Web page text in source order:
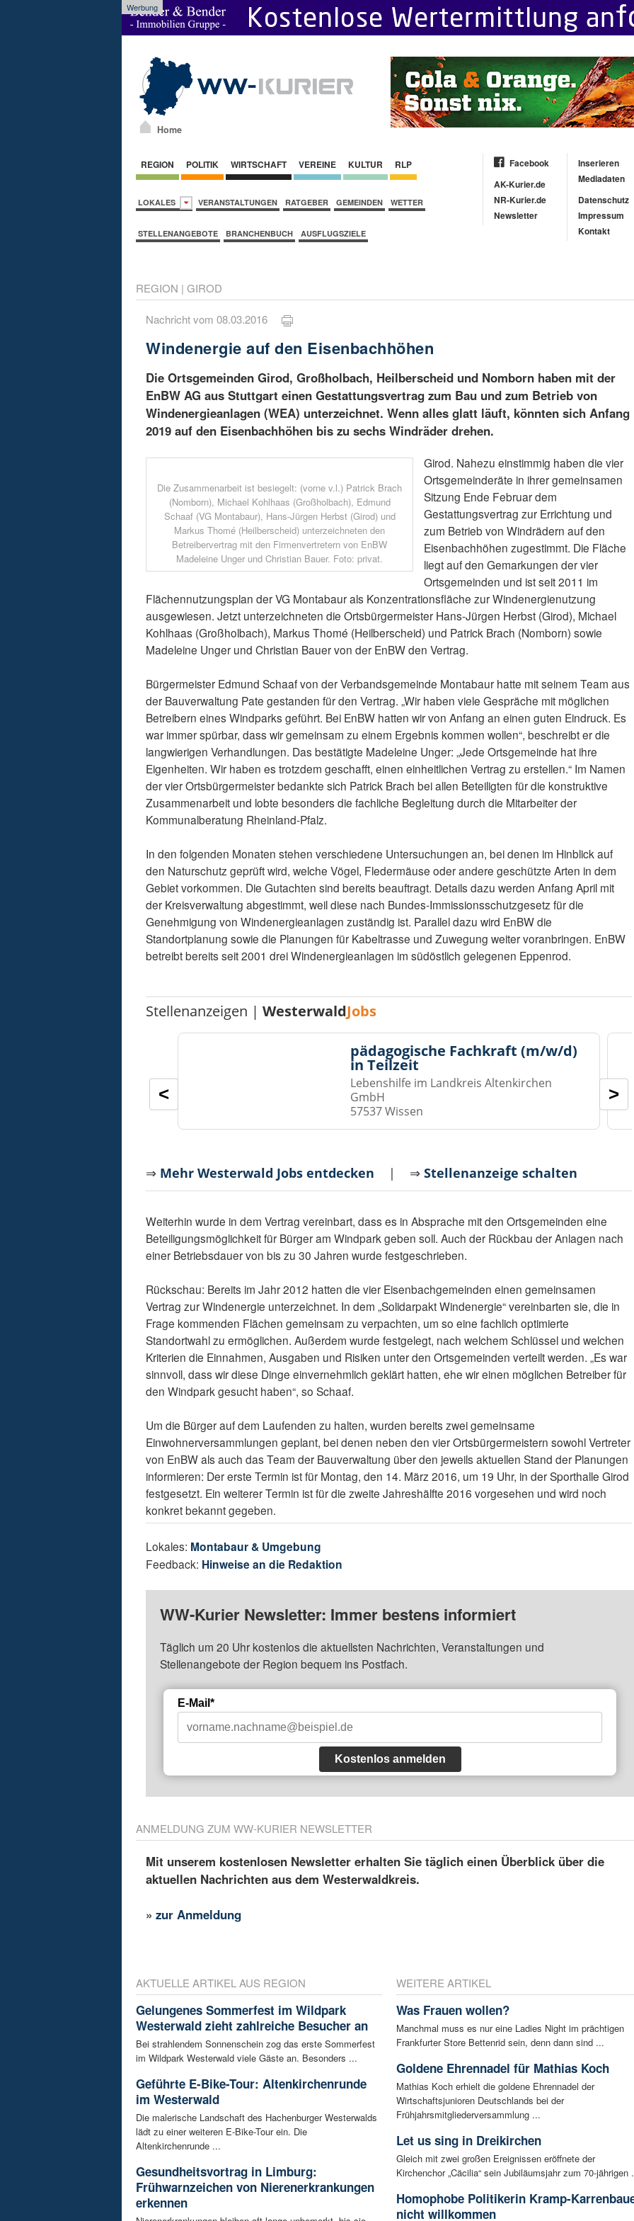
Werbung
Home
REGION POLITIK WIRTSCHAFT VEREINE KULTUR RLP
LOKALES VERANSTALTUNGEN RATGEBER GEMEINDEN WETTER
STELLENANGEBOTE BRANCHENBUCH AUSFLUGSZIELE
Facebook
AK-Kurier.de
NR-Kurier.de
Newsletter
Inserieren
Mediadaten
Datenschutz
Impressum
Kontakt
REGION | GIROD
Nachricht vom 08.03.2016
Windenergie auf den Eisenbachhöhen
Die Ortsgemeinden Girod, Großholbach, Heilberscheid und Nomborn haben mit der
EnBW AG aus Stuttgart einen Gestattungsvertrag zum Bau und zum Betrieb von
Windenergieanlagen (WEA) unterzeichnet. Wenn alles glatt läuft, könnten sich Anfang
2019 auf den Eisenbachhöhen bis zu sechs Windräder drehen.
Die Zusammenarbeit ist besiegelt: (vorne v.l.) Patrick Brach
(Nomborn), Michael Kohlhaas (Großholbach), Edmund
Schaaf (VG Montabaur), Hans-Jürgen Herbst (Girod) und
Markus Thomé (Heilberscheid) unterzeichneten den
Betreibervertrag mit den Firmenvertretern von EnBW
Madeleine Unger und Christian Bauer. Foto: privat.
Girod. Nahezu einstimmig haben die vier
Ortsgemeinderäte in ihrer gemeinsamen
Sitzung Ende Februar dem
Gestattungsvertrag zur Errichtung und
zum Betrieb von Windrädern auf den
Eisenbachhöhen zugestimmt. Die Fläche
liegt auf den Gemarkungen der vier
Ortsgemeinden und ist seit 2011 im
Flächennutzungsplan der VG Montabaur als Konzentrationsfläche zur Windenergienutzung
ausgewiesen. Jetzt unterzeichneten die Ortsbürgermeister Hans-Jürgen Herbst (Girod), Michael
Kohlhaas (Großholbach), Markus Thomé (Heilberscheid) und Patrick Brach (Nomborn) sowie
Madeleine Unger und Christian Bauer von der EnBW den Vertrag.
Bürgermeister Edmund Schaaf von der Verbandsgemeinde Montabaur hatte mit seinem Team aus
der Bauverwaltung Pate gestanden für den Vertrag. „Wir haben viele Gespräche mit möglichen
Betreibern eines Windparks geführt. Bei EnBW hatten wir von Anfang an einen guten Eindruck. Es
war immer spürbar, dass wir gemeinsam zu einem Ergebnis kommen wollen“, beschreibt er die
langwierigen Verhandlungen. Das bestätigte Madeleine Unger: „Jede Ortsgemeinde hat ihre
Eigenheiten. Wir haben es trotzdem geschafft, einen einheitlichen Vertrag zu erstellen.“ Im Namen
der vier Ortsbürgermeister bedankte sich Patrick Brach bei allen Beteiligten für die konstruktive
Zusammenarbeit und lobte besonders die fachliche Begleitung durch die Mitarbeiter der
Kommunalberatung Rheinland-Pfalz.
In den folgenden Monaten stehen verschiedene Untersuchungen an, bei denen im Hinblick auf
den Naturschutz geprüft wird, welche Vögel, Fledermäuse oder andere geschützte Arten in dem
Gebiet vorkommen. Die Gutachten sind bereits beauftragt. Details dazu werden Anfang April mit
der Kreisverwaltung abgestimmt, weil diese nach Bundes-Immissionsschutzgesetz für die
Genehmigung von Windenergieanlagen zuständig ist. Parallel dazu wird EnBW die
Standortplanung sowie die Planungen für Kabeltrasse und Zuwegung weiter voranbringen. EnBW
betreibt bereits seit 2001 drei Windenergieanlagen im südöstlich gelegenen Eppenrod.
Stellenanzeigen |WesterwaldJobs
pädagogische Fachkraft (m/w/d)
in Teilzeit
Lebenshilfe im Landkreis Altenkirchen
GmbH
57537 Wissen
< >
⇒ Mehr Westerwald Jobs entdecken | ⇒Stellenanzeige schalten
Weiterhin wurde in dem Vertrag vereinbart, dass es in Absprache mit den Ortsgemeinden eine
Beteiligungsmöglichkeit für Bürger am Windpark geben soll. Auch der Rückbau der Anlagen nach
einer Betriebsdauer von bis zu 30 Jahren wurde festgeschrieben.
Rückschau: Bereits im Jahr 2012 hatten die vier Eisenbachgemeinden einen gemeinsamen
Vertrag zur Windenergie unterzeichnet. In dem „Solidarpakt Windenergie“ vereinbarten sie, die in
Frage kommenden Flächen gemeinsam zu verpachten, um so eine fachlich optimierte
Standortwahl zu ermöglichen. Außerdem wurde festgelegt, nach welchem Schlüssel und welchen
Kriterien die Einnahmen, Ausgaben und Risiken unter den Ortsgemeinden verteilt werden. „Es war
sinnvoll, dass wir diese Dinge einvernehmlich geklärt hatten, ehe wir einen möglichen Betreiber für
den Windpark gesucht haben“, so Schaaf.
Um die Bürger auf dem Laufenden zu halten, wurden bereits zwei gemeinsame
Einwohnerversammlungen geplant, bei denen neben den vier Ortsbürgermeistern sowohl Vertreter
von EnBW als auch das Team der Bauverwaltung über den jeweils aktuellen Stand der Planungen
informieren: Der erste Termin ist für Montag, den 14. März 2016, um 19 Uhr, in der Sporthalle Girod
festgesetzt. Ein weiterer Termin ist für die zweite Jahreshälfte 2016 vorgesehen und wird noch
konkret bekannt gegeben.
Lokales: Montabaur & Umgebung
Feedback: Hinweise an die Redaktion
WW-Kurier Newsletter: Immer bestens informiert
Täglich um 20 Uhr kostenlos die aktuellsten Nachrichten, Veranstaltungen und
Stellenangebote der Region bequem ins Postfach.
E-Mail*
Kostenlos anmelden
ANMELDUNG ZUM WW-KURIER NEWSLETTER
Mit unserem kostenlosen Newsletter erhalten Sie täglich einen Überblick über die
aktuellen Nachrichten aus dem Westerwaldkreis.
»zur Anmeldung
AKTUELLE ARTIKEL AUS REGION
Gelungenes Sommerfest im Wildpark
Westerwald zieht zahlreiche Besucher an
Bei strahlendem Sonnenschein zog das erste Sommerfest
im Wildpark Westerwald viele Gäste an. Besonders ...
Geführte E-Bike-Tour: Altenkirchenrunde
im Westerwald
Die malerische Landschaft des Hachenburger Westerwalds
lädt zu einer weiteren E-Bike-Tour ein. Die
Altenkirchenrunde ...
Gesundheitsvortrag in Limburg:
Frühwarnzeichen von Nierenerkrankungen
erkennen
WEITERE ARTIKEL
Was Frauen wollen?
Manchmal muss es nur eine Ladies Night im prächtigen
Frankfurter Store Bettenrid sein, denn dann sind ...
Goldene Ehrennadel für Mathias Koch
Mathias Koch erhielt die goldene Ehrennadel der
Wirtschaftsjunioren Deutschlands bei der
Frühjahrsmitgliederversammlung ...
Let us sing in Dreikirchen
Gleich mit zwei großen Ereignissen eröffnete der
Kirchenchor „Cäcilia“ sein Jubiläumsjahr zum 70-jährigen
Homophobe Politikerin Kramp-
nicht willkommen